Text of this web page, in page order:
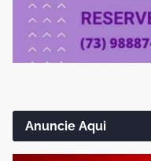
Anuncie Aqui